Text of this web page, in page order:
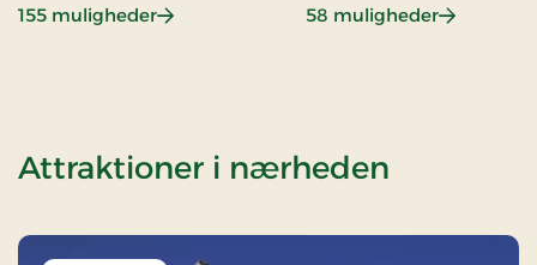
155 muligheder: Badehotel 58 muligheder:
Attraktioner i nærheden